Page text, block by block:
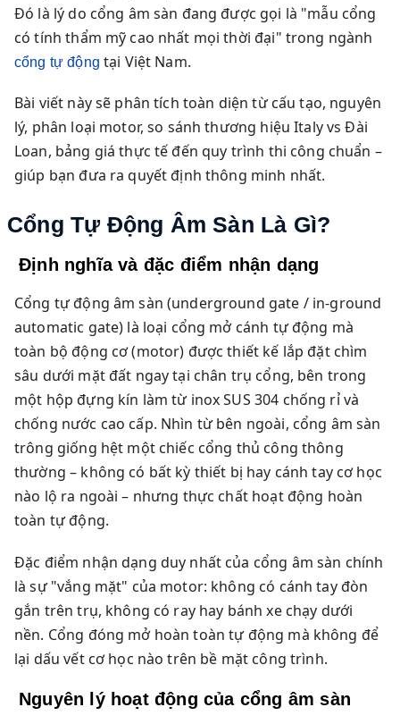
Đó là lý do cổng âm sàn đang được gọi là "mẫu cổng
có tính thẩm mỹ cao nhất mọi thời đại" trong ngành
cổng tự động tại Việt Nam.
Bài viết này sẽ phân tích toàn diện từ cấu tạo, nguyên
lý, phân loại motor, so sánh thương hiệu Italy vs Đài
Loan, bảng giá thực tế đến quy trình thi công chuẩn –
giúp bạn đưa ra quyết định thông minh nhất.
Cổng Tự Động Âm Sàn Là Gì?
Định nghĩa và đặc điểm nhận dạng
Cổng tự động âm sàn (underground gate / in-ground
automatic gate) là loại cổng mở cánh tự động mà
toàn bộ động cơ (motor) được thiết kế lắp đặt chìm
sâu dưới mặt đất ngay tại chân trụ cổng, bên trong
một hộp đựng kín làm từ inox SUS 304 chống rỉ và
chống nước cao cấp. Nhìn từ bên ngoài, cổng âm sàn
trông giống hệt một chiếc cổng thủ công thông
thường – không có bất kỳ thiết bị hay cánh tay cơ học
nào lộ ra ngoài – nhưng thực chất hoạt động hoàn
toàn tự động.
Đặc điểm nhận dạng duy nhất của cổng âm sàn chính
là sự "vắng mặt" của motor: không có cánh tay đòn
gắn trên trụ, không có ray hay bánh xe chạy dưới
nền. Cổng đóng mở hoàn toàn tự động mà không để
lại dấu vết cơ học nào trên bề mặt công trình.
Nguyên lý hoạt động của cổng âm sàn